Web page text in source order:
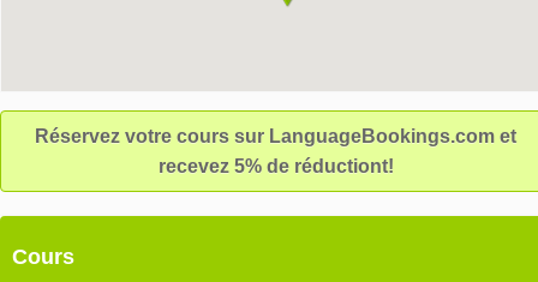
Réservez votre cours sur LanguageBookings.com et
recevez 5% de réductiont!
Cours